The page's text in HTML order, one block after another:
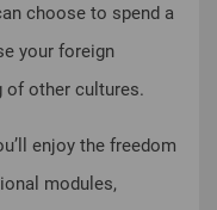
choose to spend a
your foreign
of other cultures.
enjoy the freedom
modules,